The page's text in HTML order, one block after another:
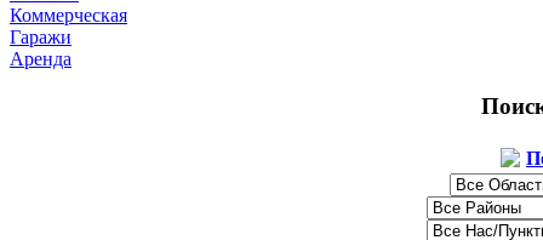
Коммерческая
Гаражи
Аренда